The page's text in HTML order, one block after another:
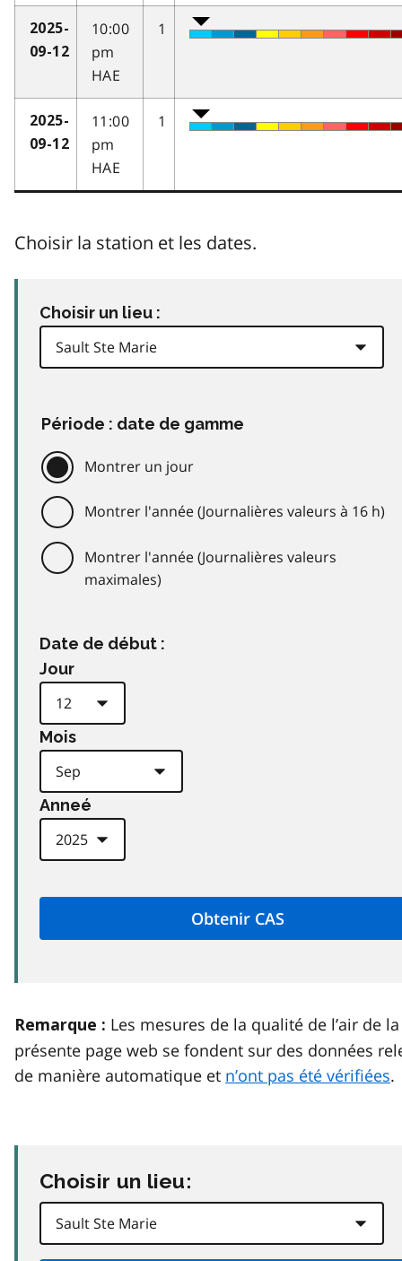
2025-
09-12
10:00
pm
HAE
1
2025-
09-12
11:00
pm
HAE
1
Choisir la station et les dates.
Choisir un lieu :
Période : date de gamme
Montrer un jour
Montrer l'année (Journalières valeurs à 16 h)
Montrer l'année (Journalières valeurs
maximales)
Date de début :
Jour
Mois
Anneé
Remarque : Les mesures de la qualité de l’air de la
présente page web se fondent sur des données
de manière automatique et n’ont pas été vérifiées.
Choisir un lieu: